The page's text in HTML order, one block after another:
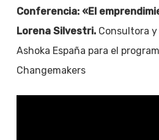
Conferencia: «El
Lorena Silvestri.Consultora y
Ashoka España para el
Changemakers